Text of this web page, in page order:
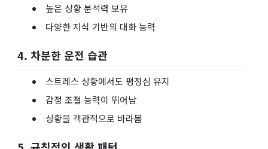
높은 상황 분석력 보유
다양한 지식 기반의 대화 능력
4. 차분한 운전 습관
스트레스 상황에서도 평정심 유지
감정 조절 능력이 뛰어남
상황을 객관적으로 바라봄